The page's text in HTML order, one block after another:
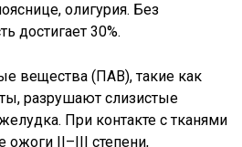
олигурия. Без
достигает 30%.
вещества (ПАВ), такие как
разрушают слизистые
При контакте с тканями
II–III степени,